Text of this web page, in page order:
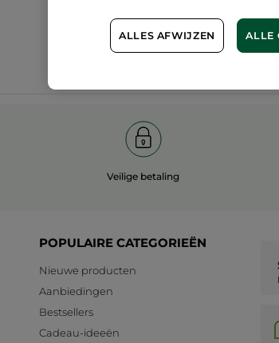
Meer
Veilige betaling
POPULAIRE CATEGORIEËN
Nieuwe producten
Aanbiedingen
Bestsellers
Cadeau-ideeën
ALLES AFWIJZEN ALLE